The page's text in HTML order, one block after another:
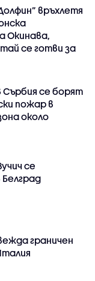
връхлетя
Окинава,
се готви за
Сърбия се борят
пожар в
около
се
граничен